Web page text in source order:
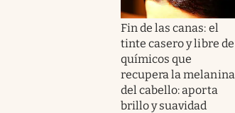
Fin de las canas: el
tinte casero y libre de
químicos que
recupera la melanina
del cabello: aporta
brillo y suavidad